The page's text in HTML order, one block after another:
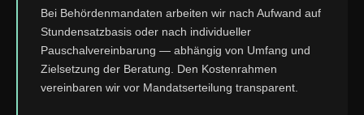
Bei Behördenmandaten arbeiten wir nach Aufwand auf
Stundensatzbasis oder nach individueller
Pauschalvereinbarung — abhängig von Umfang und
Zielsetzung der Beratung. Den Kostenrahmen
vereinbaren wir vor Mandatserteilung transparent.